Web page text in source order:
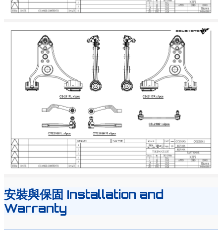
安裝與保固 Installation and
Warranty